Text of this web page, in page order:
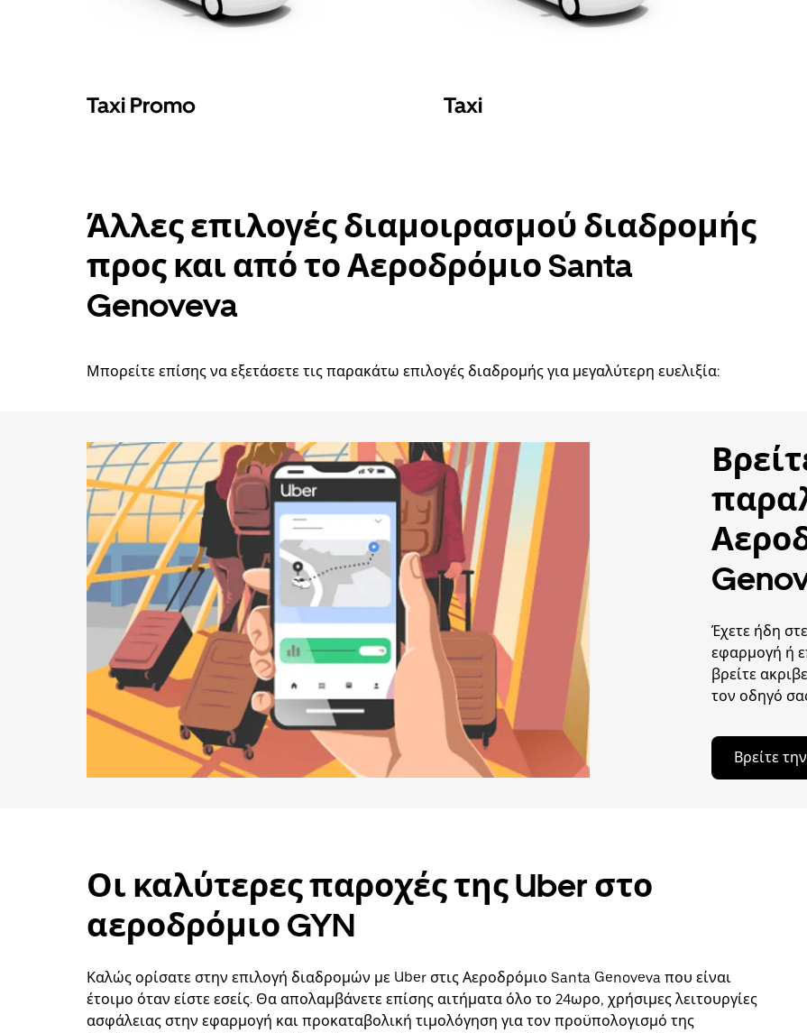
ημερολόγιο.
Taxi Promo Taxi
Άλλες επιλογές διαμοιρασμού διαδρομής
προς και από το Αεροδρόμιο Santa
Genoveva
Μπορείτε επίσης να εξετάσετε τις παρακάτω επιλογές διαδρομής για μεγαλύτερη ευελιξία:
Έχετε ήδη
εφαρμογή ή
βρείτε
τον οδηγό
Βρείτε
Οι καλύτερες παροχές της Uber στο
αεροδρόμιο GYN
Καλώς ορίσατε στην επιλογή διαδρομών με Uber στις Αεροδρόμιο Santa Genoveva που είναι
έτοιμο όταν είστε εσείς. Θα απολαμβάνετε επίσης αιτήματα όλο το 24ωρο, χρήσιμες λειτουργίες
ασφάλειας στην εφαρμογή και προκαταβολική τιμολόγηση για τον προϋπολογισμό της